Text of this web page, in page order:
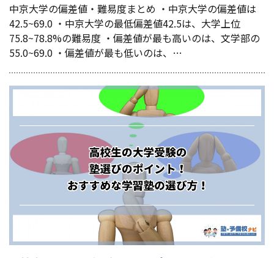
中京大学の偏差値・難易度まとめ ・中京大学の偏差値は
42.5~69.0 ・中京大学の最低偏差値42.5は、大学上位
75.8~78.8%の難易度 ・偏差値が最も高いのは、文学部の
55.0~69.0 ・偏差値が最も低いのは、…